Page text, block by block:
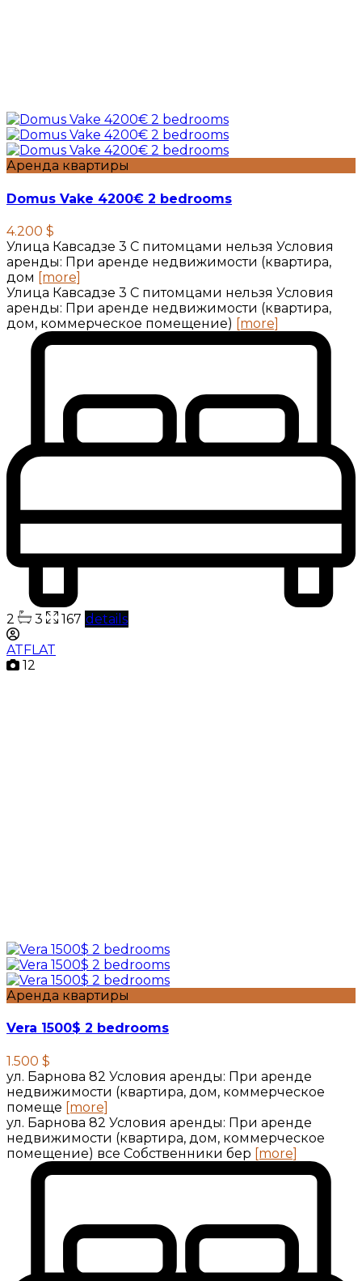
Аренда квартиры
Domus Vake 4200€ 2 bedrooms
4.200 $
Улица Кавсадзе 3 C питомцами нельзя Условия
аренды: При аренде недвижимости (квартира,
дом [more]
Улица Кавсадзе 3 C питомцами нельзя Условия
аренды: При аренде недвижимости (квартира,
дом, коммерческое помещение) [more]
2 3 167 details
ATFLAT
12
Аренда квартиры
Vera 1500$ 2 bedrooms
1.500 $
ул. Барнова 82 Условия аренды: При аренде
недвижимости (квартира, дом, коммерческое
помеще [more]
ул. Барнова 82 Условия аренды: При аренде
недвижимости (квартира, дом, коммерческое
помещение) все Собственники бер [more]